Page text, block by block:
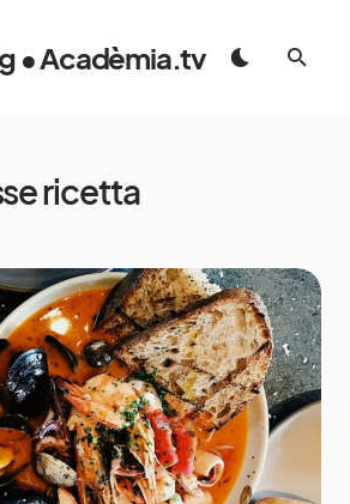
• Acadèmia.tv
ricetta